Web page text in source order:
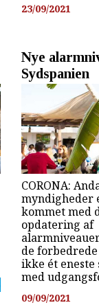
23/09/2021
Nye
Sydspanien
CORONA:
myndigheder
kommet med
opdatering af
de
ikke ét eneste
med
09/09/2021